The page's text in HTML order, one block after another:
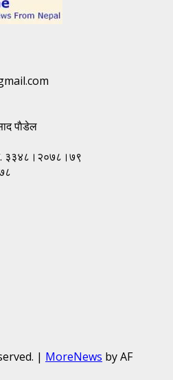
पाैडेल
नं. ३३४८।२०७८।७९
| MoreNews by AF